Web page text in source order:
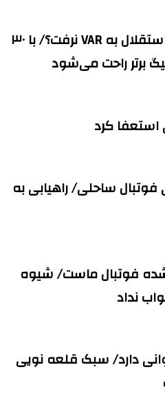
مالک خیبر: چرا هند پنالتی استقلال به VAR نرفت؟/ با ۳۰
لیگ برتر راحت می‌شود
استعفا کرد
ساحلی/ راهیابی به
فوتبال ماست/ شیوه
نداد
دارد/ سبک قلعه نویی